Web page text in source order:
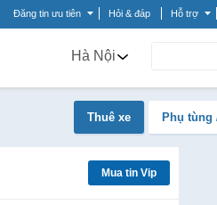
Đăng tin ưu tiên Hỏi & đáp Hỗ trợ
Hà Nội
Thuê xe Phụ
Mua tin Vip